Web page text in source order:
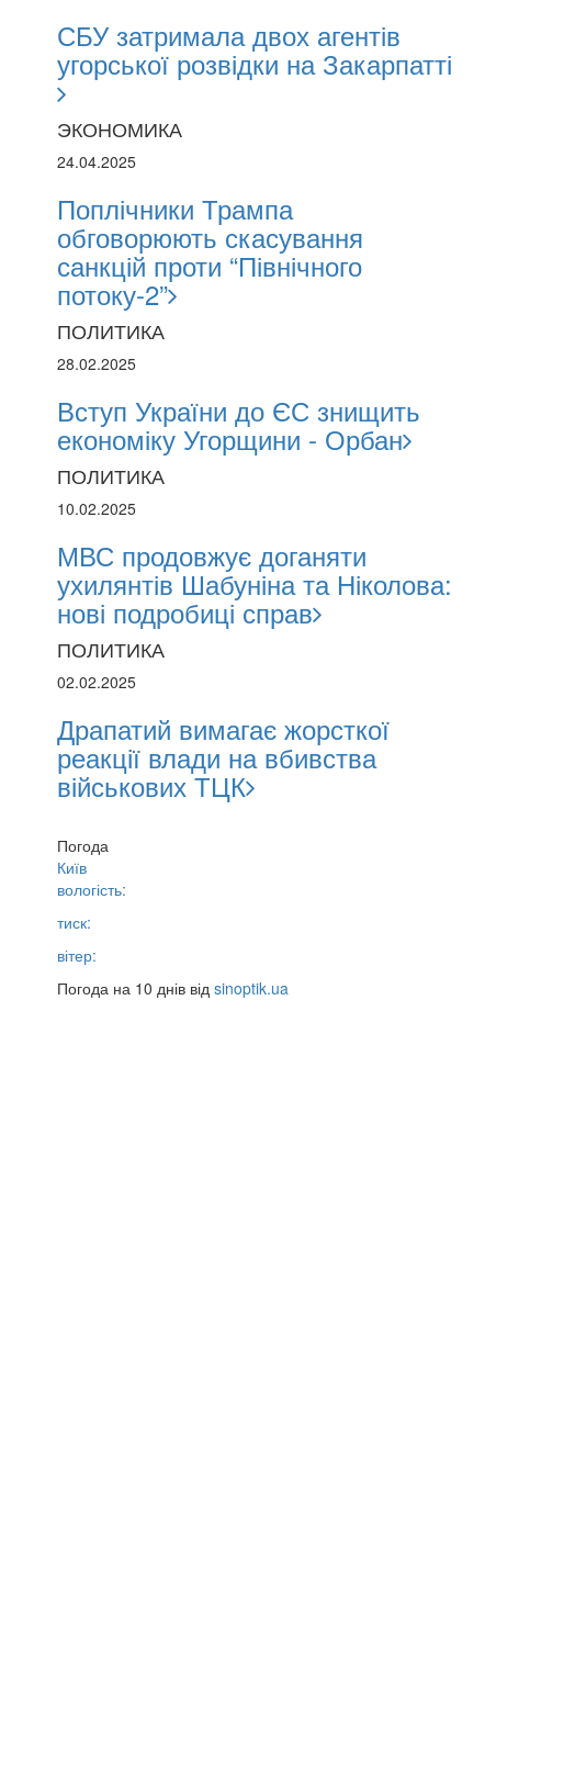
СБУ затримала двох агентів
угорської розвідки на Закарпатті
ЭКОНОМИКА
24.04.2025
Поплічники Трампа
обговорюють скасування
санкцій проти “Північного
потоку-2”
ПОЛИТИКА
28.02.2025
Вступ України до ЄС знищить
економіку Угорщини - Орбан
ПОЛИТИКА
10.02.2025
МВС продовжує доганяти
ухилянтів Шабуніна та Ніколова:
нові подробиці справ
ПОЛИТИКА
02.02.2025
Драпатий вимагає жорсткої
реакції влади на вбивства
військових ТЦК
Погода
Київ
вологість:
тиск:
вітер:
Погода на 10 днів від sinoptik.ua